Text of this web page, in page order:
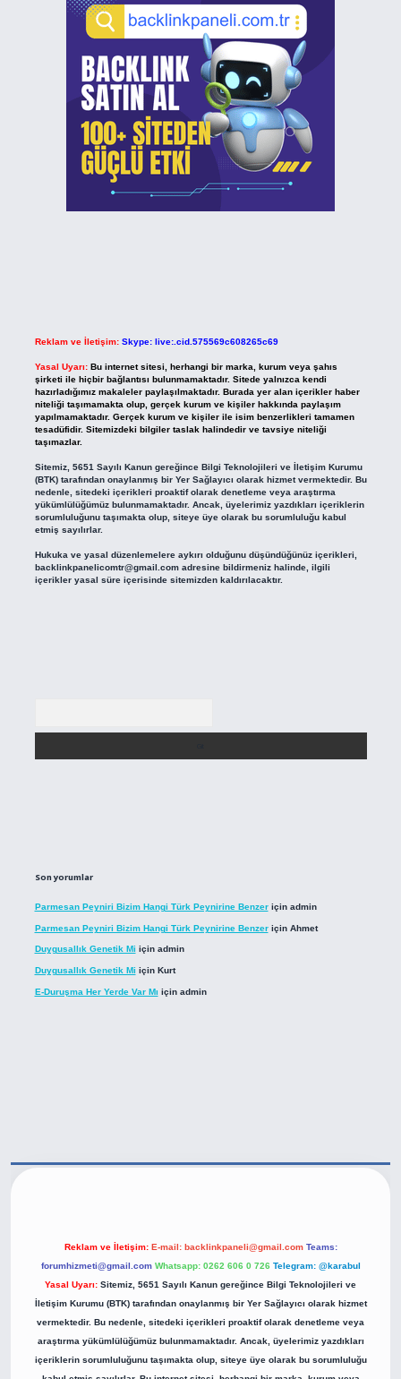
Reklam ve İletişim: Skype: live:.cid.575569c608265c69
Yasal Uyarı: Bu internet sitesi, herhangi bir marka, kurum veya şahıs
şirketi ile hiçbir bağlantısı bulunmamaktadır. Sitede yalnızca kendi
hazırladığımız makaleler paylaşılmaktadır. Burada yer alan içerikler haber
niteliği taşımamakta olup, gerçek kurum ve kişiler hakkında paylaşım
yapılmamaktadır. Gerçek kurum ve kişiler ile isim benzerlikleri tamamen
tesadüfidir. Sitemizdeki bilgiler taslak halindedir ve tavsiye niteliği
taşımazlar.
Sitemiz, 5651 Sayılı Kanun gereğince Bilgi Teknolojileri ve İletişim Kurumu
(BTK) tarafından onaylanmış bir Yer Sağlayıcı olarak hizmet vermektedir. Bu
nedenle, sitedeki içerikleri proaktif olarak denetleme veya araştırma
yükümlülüğümüz bulunmamaktadır. Ancak, üyelerimiz yazdıkları içeriklerin
sorumluluğunu taşımakta olup, siteye üye olarak bu sorumluluğu kabul
etmiş sayılırlar.
Hukuka ve yasal düzenlemelere aykırı olduğunu düşündüğünüz içerikleri,
backlinkpanelicomtr@gmail.comadresine bildirmeniz halinde, ilgili
içerikler yasal süre içerisinde sitemizden kaldırılacaktır.
Son yorumlar
Parmesan Peyniri Bizim Hangi Türk Peynirine Benzeriçin admin
Parmesan Peyniri Bizim Hangi Türk Peynirine Benzeriçin Ahmet
Duygusallık Genetik Mi için admin
Duygusallık Genetik Mi için Kurt
E-Duruşma Her Yerde Var Mı için admin
Reklam ve İletişim: E-mail: backlinkpaneli@gmail.com Teams:
forumhizmeti@gmail.com Whatsapp: 0262 606 0 726 Telegram: @karabul
Yasal Uyarı: Sitemiz, 5651 Sayılı Kanun gereğince Bilgi Teknolojileri ve
İletişim Kurumu (BTK) tarafından onaylanmış bir Yer Sağlayıcı olarak hizmet
vermektedir. Bu nedenle, sitedeki içerikleri proaktif olarak denetleme veya
araştırma yükümlülüğümüz bulunmamaktadır. Ancak, üyelerimiz yazdıkları
içeriklerin sorumluluğunu taşımakta olup, siteye üye olarak bu sorumluluğu